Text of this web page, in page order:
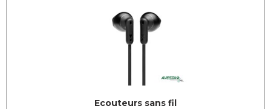
Ecouteurs sans fil